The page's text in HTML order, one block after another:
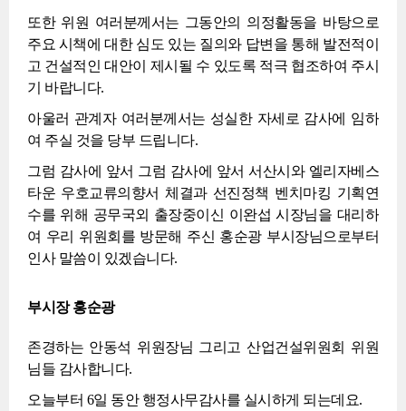
또한 위원 여러분께서는 그동안의 의정활동을 바탕으로
주요 시책에 대한 심도 있는 질의와 답변을 통해 발전적이
고 건설적인 대안이 제시될 수 있도록 적극 협조하여 주시
기 바랍니다.
아울러 관계자 여러분께서는 성실한 자세로 감사에 임하
여 주실 것을 당부 드립니다.
그럼 감사에 앞서 그럼 감사에 앞서 서산시와 엘리자베스
타운 우호교류의향서 체결과 선진정책 벤치마킹 기획연
수를 위해 공무국외 출장중이신 이완섭 시장님을 대리하
여 우리 위원회를 방문해 주신 홍순광 부시장님으로부터
인사 말씀이 있겠습니다.
부시장 홍순광
존경하는 안동석 위원장님 그리고 산업건설위원회 위원
님들 감사합니다.
오늘부터 6일 동안 행정사무감사를 실시하게 되는데요.